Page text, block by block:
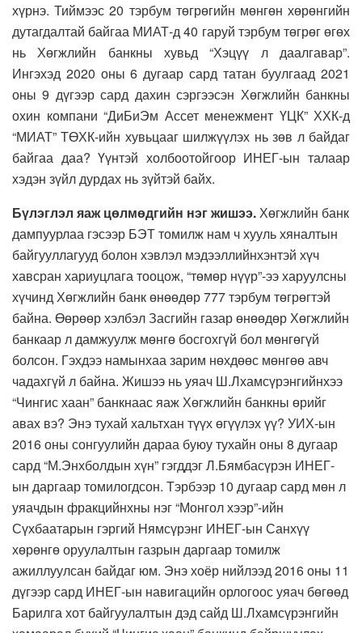
хүрнэ. Тиймээс 20 тэрбум төгрөгийн мөнгөн хөрөнгийн
дутагдалтай байгаа МИАТ-д 40 гаруй тэрбум төгрөг өгөх
нь Хөгжлийн банкны хувьд “Хэцүү л даалгавар”.
Ингэхэд 2020 оны 6 дугаар сард татан буулгаад 2021
оны 9 дүгээр сард дахин сэргээсэн Хөгжлийн банкны
охин компани “ДиБиЭм Ассет менежмент ҮЦК” ХХК-д
“МИАТ” ТӨХК-ийн хувьцааг шилжүүлэх нь зөв л байдаг
байгаа даа? Үүнтэй холбоотойгоор ИНЕГ-ын талаар
хэдэн зүйл дурдах нь зүйтэй байх.
Бүлэглэл яаж цөлмөдгийн нэг жишээ.Хөгжлийн банк
дампуурлаа гэсээр БЭТ томилж нам ч хууль хяналтын
байгууллагууд болон хэвлэл мэдээллийнхэнтэй хүч
хавсран хариуцлага тооцож, “төмөр нүүр”-ээ харуулсны
хүчинд Хөгжлийн банк өнөөдөр 777 тэрбум төгрөгтэй
байна. Өөрөөр хэлбэл Засгийн газар өнөөдөр Хөгжлийн
банкаар л дамжуулж мөнгө босгохгүй бол мөнгөгүй
болсон. Гэхдээ намынхаа зарим нөхдөөс мөнгөө авч
чадахгүй л байна. Жишээ нь уяач Ш.Лхамсүрэнгийнхээ
“Чингис хаан” банкнаас яаж Хөгжлийн банкны өрийг
авах вэ? Энэ тухай хальтхан түүх өгүүлэх үү? УИХ-ын
2016 оны сонгуулийн дараа буюу тухайн оны 8 дугаар
сард “М.Энхболдын хүн” гэгддэг Л.Бямбасүрэн ИНЕГ-
ын даргаар томилогдсон. Тэрбээр 10 дугаар сард мөн л
уяачдын фракцийнхны нэг “Монгол хээр”-ийн
Сүхбаатарын гэргий Нямсүрэнг ИНЕГ-ын Санхүү
хөрөнгө оруулалтын газрын даргаар томилж
ажиллуулсан байдаг юм. Энэ хоёр нийлээд 2016 оны 11
дүгээр сард ИНЕГ-ын навигацийн орлогоос уяач бөгөөд
Барилга хот байгуулалтын дэд сайд Ш.Лхамсүрэнгийн